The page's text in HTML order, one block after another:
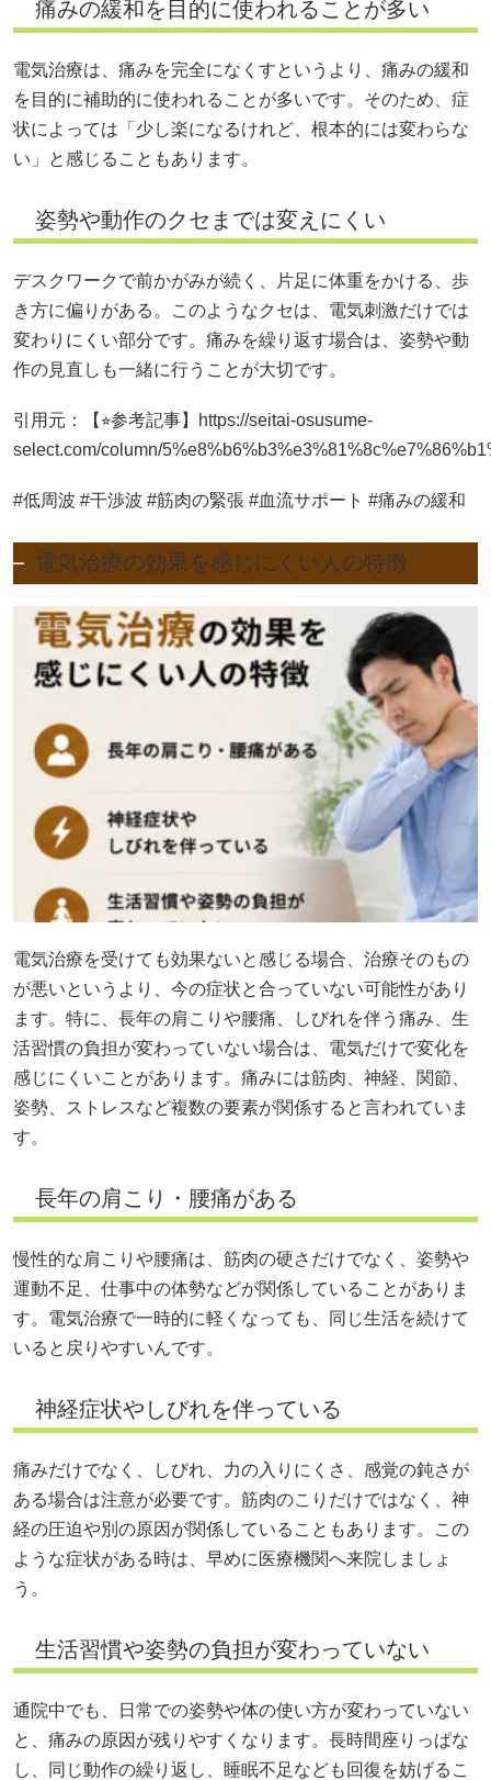
痛みの緩和を目的に使われることが多い
電気治療は、痛みを完全になくすというより、痛みの緩和
を目的に補助的に使われることが多いです。そのため、症
状によっては「少し楽になるけれど、根本的には変わらな
い」と感じることもあります。
姿勢や動作のクセまでは変えにくい
デスクワークで前かがみが続く、片足に体重をかける、歩
き方に偏りがある。このようなクセは、電気刺激だけでは
変わりにくい部分です。痛みを繰り返す場合は、姿勢や動
作の見直しも一緒に行うことが大切です。
引用元：【⭐︎参考記事】https://seitai-osusume-
select.com/column/
#低周波 #干渉波 #筋肉の緊張 #血流サポート #痛みの緩和
電気治療の効果を感じにくい人の特徴
電気治療を受けても効果ないと感じる場合、治療そのもの
が悪いというより、今の症状と合っていない可能性があり
ます。特に、長年の肩こりや腰痛、しびれを伴う痛み、生
活習慣の負担が変わっていない場合は、電気だけで変化を
感じにくいことがあります。痛みには筋肉、神経、関節、
姿勢、ストレスなど複数の要素が関係すると言われていま
す。
長年の肩こり・腰痛がある
慢性的な肩こりや腰痛は、筋肉の硬さだけでなく、姿勢や
運動不足、仕事中の体勢などが関係していることがありま
す。電気治療で一時的に軽くなっても、同じ生活を続けて
いると戻りやすいんです。
神経症状やしびれを伴っている
痛みだけでなく、しびれ、力の入りにくさ、感覚の鈍さが
ある場合は注意が必要です。筋肉のこりだけではなく、神
経の圧迫や別の原因が関係していることもあります。この
ような症状がある時は、早めに医療機関へ来院しましょ
う。
生活習慣や姿勢の負担が変わっていない
通院中でも、日常での姿勢や体の使い方が変わっていない
と、痛みの原因が残りやすくなります。長時間座りっぱな
し、同じ動作の繰り返し、睡眠不足なども回復を妨げるこ